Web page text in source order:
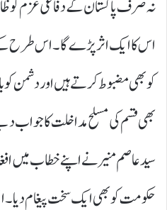
نہ صرف پاکستان کے دفاعی عزم کو
اس کا ایک اثر پڑے گا۔ اس طرح کے
کو بھی مضبوط کرتے ہیں اور دشمن کو
بھی قسم کی مسلح مداخلت کا جواب
سید عاصم منیر نے اپنے خطاب میں
حکومت کو بھی ایک سخت پیغام